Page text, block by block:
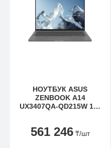
НОУТБУК ASUS
ZENBOOK A14
UX3407QA-QD215W 14"
512GB WIN 11
561 246 ₸/шт